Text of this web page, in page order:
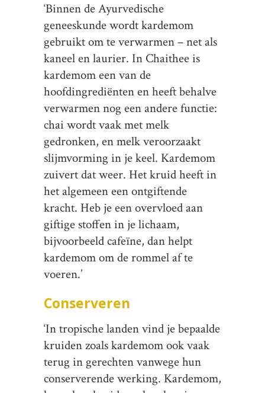
‘Binnen de Ayurvedische
geneeskunde wordt kardemom
gebruikt om te verwarmen – net als
kaneel en laurier. In Chaithee is
kardemom een van de
hoofdingrediënten en heeft behalve
verwarmen nog een andere functie:
chai wordt vaak met melk
gedronken, en melk veroorzaakt
slijmvorming in je keel. Kardemom
zuivert dat weer. Het kruid heeft in
het algemeen een ontgiftende
kracht. Heb je een overvloed aan
giftige stoffen in je lichaam,
bijvoorbeeld cafeïne, dan helpt
kardemom om de rommel af te
voeren.’
Conserveren
‘In tropische landen vind je bepaalde
kruiden zoals kardemom ook vaak
terug in gerechten vanwege hun
conserverende werking. Kardemom,